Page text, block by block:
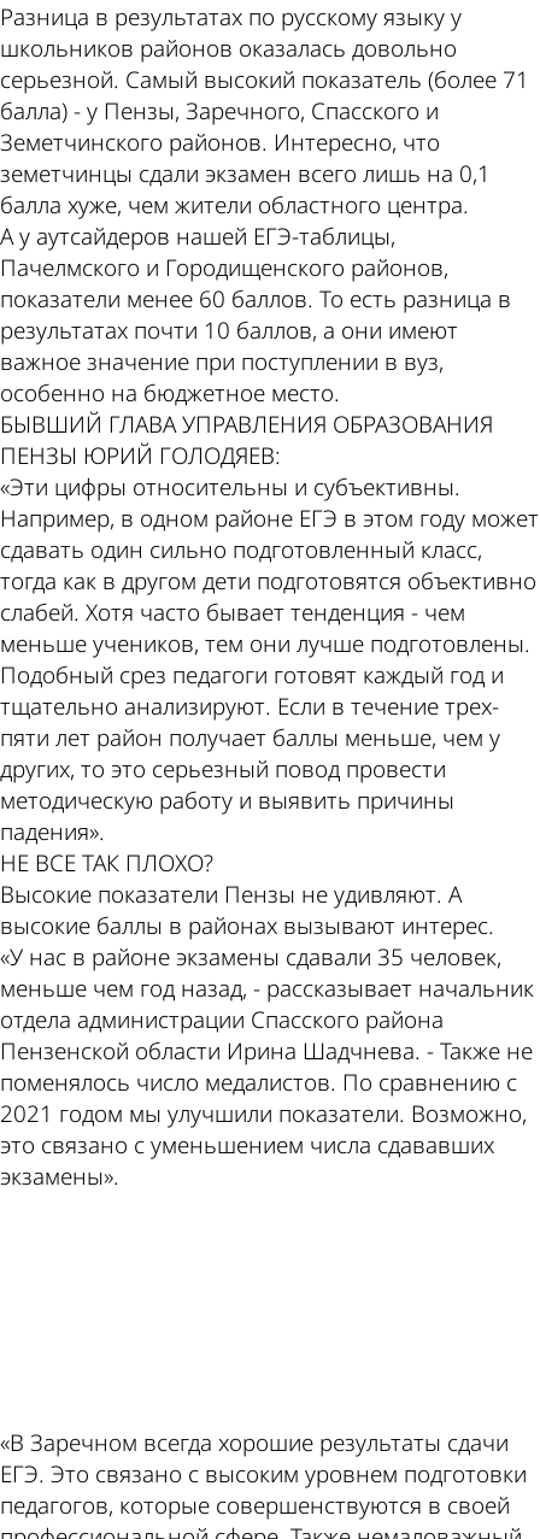
Разница в результатах по русскому языку у
школьников районов оказалась довольно
серьезной. Самый высокий показатель (более 71
балла) - у Пензы, Заречного, Спасского и
Земетчинского районов. Интересно, что
земетчинцы сдали экзамен всего лишь на 0,1
балла хуже, чем жители областного центра.
А у аутсайдеров нашей ЕГЭ-таблицы,
Пачелмского и Городищенского районов,
показатели менее 60 баллов. То есть разница в
результатах почти 10 баллов, а они имеют
важное значение при поступлении в вуз,
особенно на бюджетное место.
БЫВШИЙ ГЛАВА УПРАВЛЕНИЯ ОБРАЗОВАНИЯ
ПЕНЗЫ ЮРИЙ ГОЛОДЯЕВ:
«Эти цифры относительны и субъективны.
Например, в одном районе ЕГЭ в этом году может
сдавать один сильно подготовленный класс,
тогда как в другом дети подготовятся объективно
слабей. Хотя часто бывает тенденция - чем
меньше учеников, тем они лучше подготовлены.
Подобный срез педагоги готовят каждый год и
тщательно анализируют. Если в течение трех-
пяти лет район получает баллы меньше, чем у
других, то это серьезный повод провести
методическую работу и выявить причины
падения».
НЕ ВСЕ ТАК ПЛОХО?
Высокие показатели Пензы не удивляют. А
высокие баллы в районах вызывают интерес.
«У нас в районе экзамены сдавали 35 человек,
меньше чем год назад, - рассказывает начальник
отдела администрации Спасского района
Пензенской области Ирина Шадчнева. - Также не
поменялось число медалистов. По сравнению с
2021 годом мы улучшили показатели. Возможно,
это связано с уменьшением числа сдававших
экзамены».
«В Заречном всегда хорошие результаты сдачи
ЕГЭ. Это связано с высоким уровнем подготовки
педагогов, которые совершенствуются в своей